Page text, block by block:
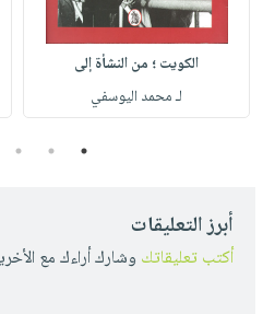
الكويت ؛ من النشأة إلى
لـ محمد اليوسفي
1
2
3
أبرز التعليقات
أكتب تعليقاتك وشارك أراءك مع